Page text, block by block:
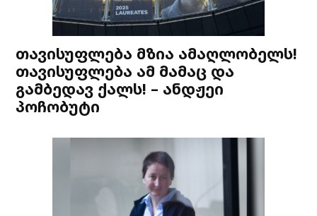
თავისუფლება მზია ამაღლობელს!
თავისუფლება ამ მამაც და
გამბედავ ქალს! – ანდჟეი
პოჩობუტი